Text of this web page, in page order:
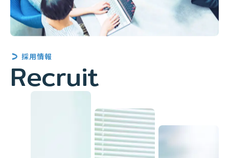
採用情報
Recruit